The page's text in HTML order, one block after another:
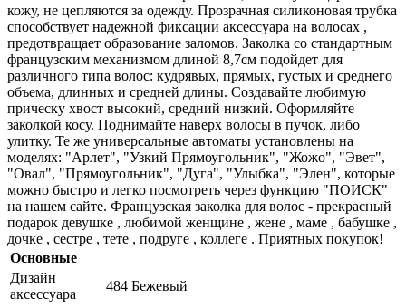
кожу, не цепляются за одежду. Прозрачная силиконовая трубка
способствует надежной фиксации аксессуара на волосах ,
предотвращает образование заломов. Заколка со стандартным
французским механизмом длиной 8,7см подойдет для
различного типа волос: кудрявых, прямых, густых и среднего
объема, длинных и средней длины. Создавайте любимую
прическу хвост высокий, средний низкий. Оформляйте
заколкой косу. Поднимайте наверх волосы в пучок, либо
улитку. Те же универсальные автоматы установлены на
моделях: "Арлет", "Узкий Прямоугольник", "Жожо", "Эвет",
"Овал", "Прямоугольник", "Дуга", "Улыбка", "Элен", которые
можно быстро и легко посмотреть через функцию "ПОИСК"
на нашем сайте. Французская заколка для волос - прекрасный
подарок девушке , любимой женщине , жене , маме , бабушке ,
дочке , сестре , тете , подруге , коллеге . Приятных покупок!
Основные
Дизайн
аксессуара
484 Бежевый